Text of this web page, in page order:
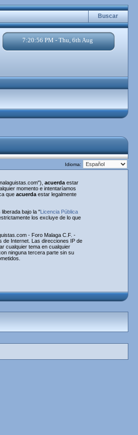
Buscar
7:20:56 PM - Thu, 6th Aug
Idioma:
acuerda estar
momento e intentaríamos
que acuerda estar legalmente
bajo la "Licencia Pública
los excluye de lo que
- Foro Malaga C.F. -
de Internet. Las direcciones IP de
cualquier tema en cualquier
ninguna tercera parte sin su